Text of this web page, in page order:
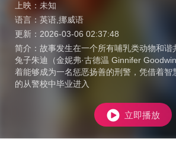
上映： 未知
语言： 英语,挪威语
更新： 2026-03-06 02:37:48
简介： 故事发生在一个所有哺乳类动物和谐
兔子朱迪（金妮弗·古德温 Ginnifer
着能够成为一名惩恶扬善的刑警，凭借着智
的从警校中毕业进入
立即播放